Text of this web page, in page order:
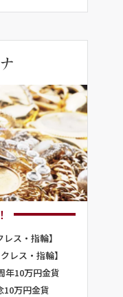
ス・指輪】
レス・指輪】
年10万円金貨
10万円金貨